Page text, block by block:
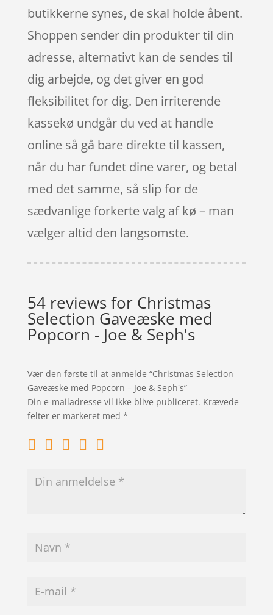
butikkerne synes, de skal holde åbent.
Shoppen sender din produkter til din
adresse, alternativt kan de sendes til
dig arbejde, og det giver en god
fleksibilitet for dig. Den irriterende
kassekø undgår du ved at handle
online så gå bare direkte til kassen,
når du har fundet dine varer, og betal
med det samme, så slip for de
sædvanlige forkerte valg af kø – man
vælger altid den langsomste.
54 reviews for Christmas
Selection Gaveæske med
Popcorn - Joe & Seph's
Vær den første til at anmelde “Christmas Selection
Gaveæske med Popcorn – Joe & Seph's”
Din e-mailadresse vil ikke blive publiceret. Krævede
felter er markeret med *